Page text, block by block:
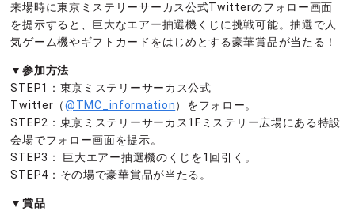
来場時に東京ミステリーサーカス公式Twitterのフォロー画面
を提示すると、巨大なエアー抽選機くじに挑戦可能。抽選で人
気ゲーム機やギフトカードをはじめとする豪華賞品が当たる！
▼参加方法
STEP1：東京ミステリーサーカス公式
Twitter（@TMC_information）をフォロー。
STEP2：東京ミステリーサーカス1Fミステリー広場にある特設
会場でフォロー画面を提示。
STEP3： 巨大エアー抽選機のくじを1回引く。
STEP4：その場で豪華賞品が当たる。
▼賞品